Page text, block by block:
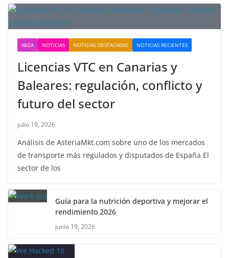
IBIZA NOTICIAS NOTICIAS DESTACADAS NOTICIAS RECIENTES
Licencias VTC en Canarias y
Baleares: regulación, conflicto y
futuro del sector
julio 19, 2026
Análisis de AsteriaMkt.com sobre uno de los mercados
de transporte más regulados y disputados de España El
sector de los
Guía para la nutrición deportiva y mejorar el
rendimiento 2026
junio 19, 2026